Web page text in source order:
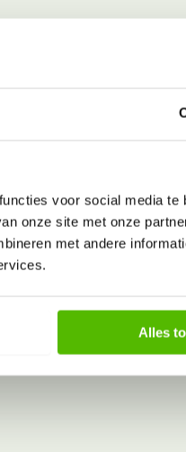
voor social media te
onze site met onze
met andere
Alles